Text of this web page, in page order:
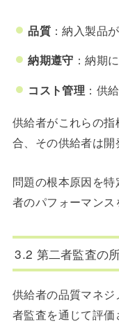
品質：納入製品
納期遵守 ：納期
コスト管理 ：供
供給者がこれらの
合、その供給者は開
問題の根本原因を
者のパフォーマンス
3.2 第二者監査の
供給者の品質マネ
者監査を通じて評価